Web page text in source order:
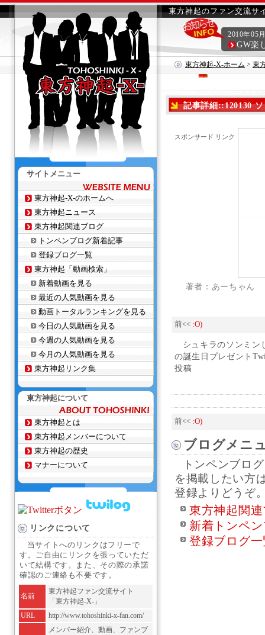
東方神起のファン交流サ
東方神起-X-ホーム > 東
2010年05
GW楽
記事詳細::120130
スポンサード リンク
著者：あーちゃん
前<< :O)
シュキラのソンミン
の誕生日プレゼント
投稿
前<< :O)
ブログメニ
トンペンブロ
を掲載したい方
登録よりどうぞ
東方神起関
新着トンペ
登録ブログ
サイトメニュー
東方神起-X-のホームへ
東方神起ニュース
東方神起関連ブログ
トンペンブログ新着記事
登録ブログ一覧
東方神起「動画検索」
新着動画を見る
最近の人気動画を見る
動画トータルランキングを見る
今日の人気動画を見る
今週の人気動画を見る
今月の人気動画を見る
東方神起リンク集
東方神起について
東方神起とは
東方神起メンバーについて
東方神起の歴史
マナーについて
リンクについて
当サイトへのリンクはフリーで
す。ご自由にリンクを張っていただ
いて結構です。また、その際の承諾
確認のご連絡も不要です。
名前
東方神起ファン交流サイト
「東方神起-X-」
URL
http://www.tohoshinki-x-fan.com/
メンバー紹介、動画、ファンブ